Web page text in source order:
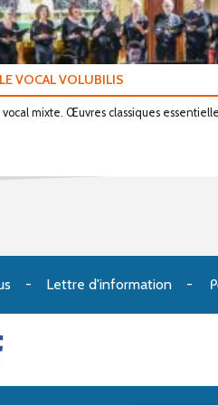
VOCAL VOLUBILIS
vocal mixte. Œuvres classiques
Lettre d'information